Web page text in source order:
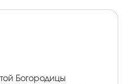
Богородицы